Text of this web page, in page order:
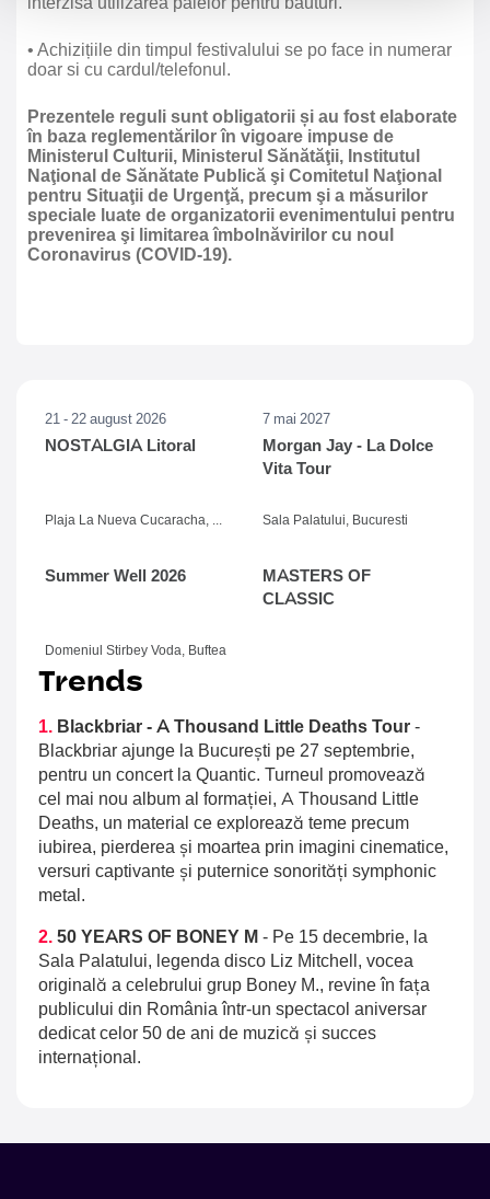
• Achizițiile din timpul festivalului se po face in numerar
doar si cu cardul/telefonul.
Prezentele reguli sunt obligatorii și au fost elaborate
în baza reglementărilor în vigoare impuse de
Ministerul Culturii, Ministerul Sănătăţii, Institutul
Naţional de Sănătate Publică şi Comitetul Naţional
pentru Situaţii de Urgenţă, precum şi a măsurilor
speciale luate de organizatorii evenimentului pentru
prevenirea şi limitarea îmbolnăvirilor cu noul
Coronavirus (COVID-19).
21 - 22 august 2026
NOSTALGIA Litoral
7 mai 2027
Morgan Jay - La Dolce
Vita Tour
Sala Palatului, Bucuresti
Summer Well 2026
Domeniul Stirbey Voda, Buftea
MASTERS OF
CLASSIC
Trends
1. Blackbriar - A Thousand Little Deaths Tour -
Blackbriar ajunge la București pe 27 septembrie,
pentru un concert la Quantic. Turneul promovează
cel mai nou album al formației, A Thousand Little
Deaths, un material ce explorează teme precum
iubirea, pierderea și moartea prin imagini cinematice,
versuri captivante și puternice sonorități symphonic
metal.
2. 50 YEARS OF BONEY M - Pe 15 decembrie, la
Sala Palatului, legenda disco Liz Mitchell, vocea
originală a celebrului grup Boney M., revine în fața
publicului din România într-un spectacol aniversar
dedicat celor 50 de ani de muzică și succes
internațional.